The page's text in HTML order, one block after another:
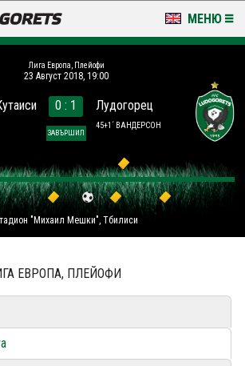
МЕНЮ
Лига Европа, Плейофи
23 Август 2018, 19:00
0 : 1
ЗАВЪРШИЛ
Лудогорец
45+1´ ВАНДЕРСОН
"Михаил Мешки", Тбилиси
ЕВРОПА, ПЛЕЙОФИ